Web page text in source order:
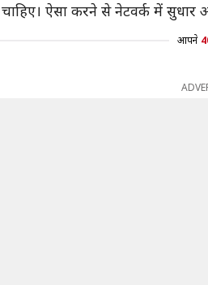
ऐसा करने से नेटवर्क में सुधार
आपने